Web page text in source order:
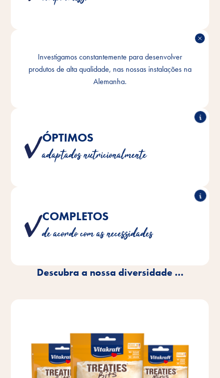
DE ELABORAÇÃO PRÓPRIA
Investigação e desenvolvimento
Investigamos constantemente para desenvolver
produtos de alta qualidade, nas nossas instalações na
Alemanha.
ÓPTIMOS
adaptados nutricionalmente
Os nossos produtos estão adaptados às necessidades
nutricionais específicas de cada espécie.
COMPLETOS
de acordo com as necessidades
Formulamos os nossos produtos com os nutrientes
necessários para cada espécie, nas quantidades
óptimas.
Descubra a nossa diversidade ...